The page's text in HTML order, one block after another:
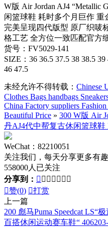
W版 Air Jordan AJ4 “Metallic
闲篮球鞋 耗时多个月巨作
完美呈现四代版型 原厂织唛
格工艺 全方位一致匹配官方
货号：FV5029-141
SIZE：36 36.5 37.5 38 38.5
46 47.5
未经允许不得转载： Chinese
Clothes Bags handbags
China Factory suppliers
Beautiful Price » 300 W版 Air
丹AJ4代中帮复古休闲篮球鞋
WeChat：82210051
关注我们，每天分享更多有
558000人已关注
分享到：       
赞(0) 打赏
上一篇
200 彪马Puma Speedcat
百搭休闲运动赛车鞋“